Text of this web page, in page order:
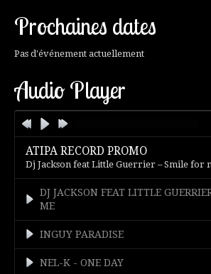
Prochaines dates
Pas d'événement actuellement
Audio Player
ATIPA RECORD PROMO
Dj Jackson feat Little Guerrier – Smile for
DJ JACKSON FEAT LITTLE
ME
INGUY PARADISE
NEL-K - ONE DAY